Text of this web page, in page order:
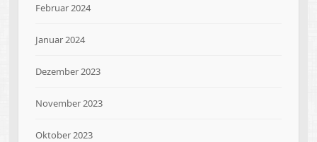
Februar 2024
Januar 2024
Dezember 2023
November 2023
Oktober 2023